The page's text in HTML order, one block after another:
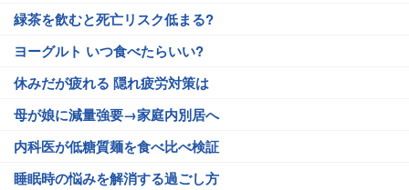
緑茶を飲むと死亡リスク低まる?
ヨーグルト いつ食べたらいい?
休みだが疲れる 隠れ疲労対策は
母が娘に減量強要→家庭内別居へ
内科医が低糖質麺を食べ比べ検証
睡眠時の悩みを解消する過ごし方